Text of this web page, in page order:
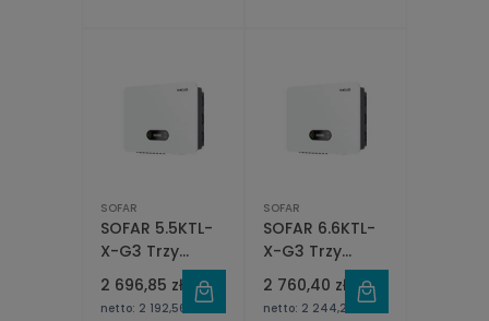
SOFAR
SOFAR 5.5KTL-
X-G3 Trzy
fazowy 2xMPPT
2 696,85 zł
netto: 2 192,56 zł
SOFAR
SOFAR 6.6KTL-
X-G3 Trzy
fazowy 2xMPPT
2 760,40 zł
netto: 2 244,23 zł